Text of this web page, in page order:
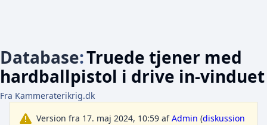
Database:Truede tjener med
hardballpistol i drive in-vinduet
Fra Kammeraterikrig.dk
Version fra 17. maj 2024, 10:59 afAdmin (diskussion